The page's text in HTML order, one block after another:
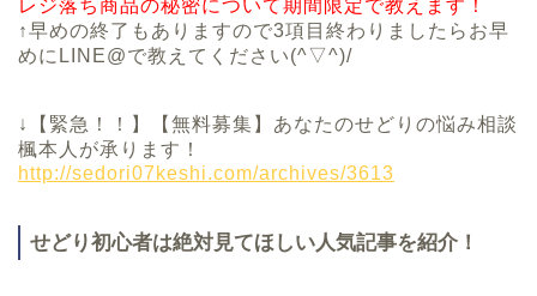
レジ落ち商品の秘密について期間限定で教えます！
↑早めの終了もありますので3項目終わりましたらお早
めにLINE@で教えてください(^▽^)/
↓【緊急！！】【無料募集】あなたのせどりの悩み相談
楓本人が承ります！
http://sedori07keshi.com/archives/3613
せどり初心者は絶対見てほしい人気記事を紹介！